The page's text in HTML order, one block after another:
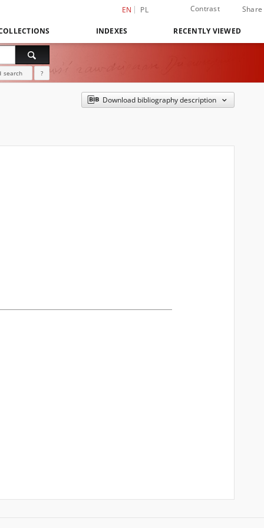
EN PL Contrast Share
INDEXES RECENTLY VIEWED
search ?
Download bibliography description